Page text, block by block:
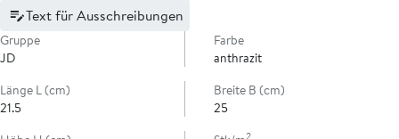
Text für Ausschreibungen
Gruppe
JD
Farbe
anthrazit
Länge L (cm)
21.5
Breite B (cm)
25
2